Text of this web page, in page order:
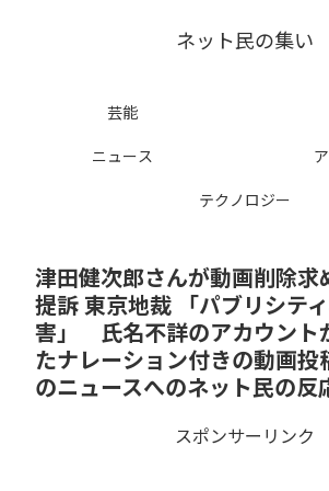
ネット民の集い
芸能
ニュース
テクノロジー
津田健次郎さんが動画削除
提訴 東京地裁 「パブリシテ
害」 氏名不詳のアカウント
たナレーション付きの動画投
のニュースへのネット民の反
スポンサーリンク